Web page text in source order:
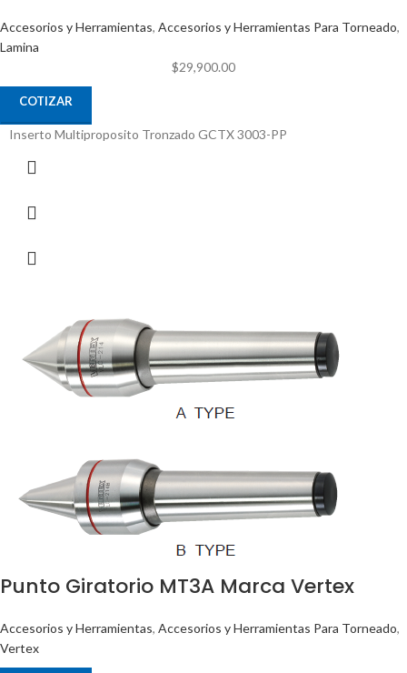
Accesorios y Herramientas, Accesorios y Herramientas Para Torneado,
Lamina
$29,900.00
COTIZAR
Inserto Multiproposito Tronzado GCTX 3003-PP
Punto Giratorio MT3A Marca Vertex
Accesorios y Herramientas, Accesorios y Herramientas Para Torneado,
Vertex